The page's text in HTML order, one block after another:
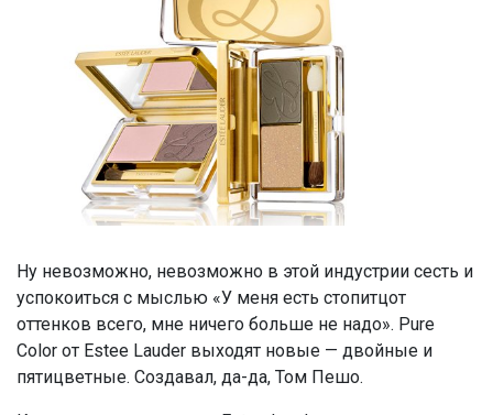
Ну невозможно, невозможно в этой индустрии сесть и
успокоиться с мыслью «У меня есть стопитцот
оттенков всего, мне ничего больше не надо». Pure
Color от Estee Lauder выходят новые — двойные и
пятицветные. Создавал, да-да, Том Пешо.